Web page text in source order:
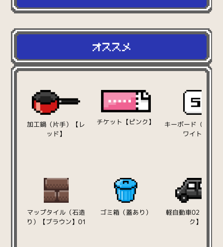
加工鍋（片手）【レ
ッド】
チケット【ピンク】
キーボード（5）【
ワイト】
マップタイル（石造
り）【ブラウン】01
ゴミ箱（蓋あり）
軽自動車02【ブラ
ク】